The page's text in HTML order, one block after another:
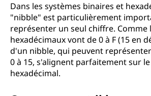
Dans les systèmes binaires et
"nibble" est particulièrement
représenter un seul chiffre. Comme
hexadécimaux vont de 0 à F (15 en
d'un nibble, qui peuvent
0 à 15, s'alignent parfaitement sur
hexadécimal.